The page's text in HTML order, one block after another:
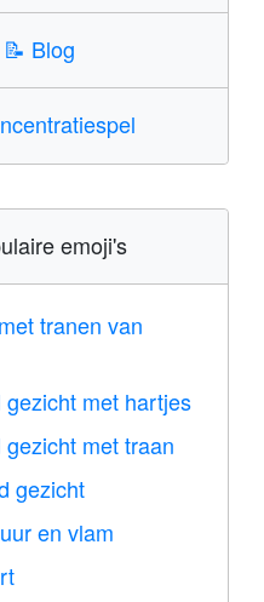
📝 Blog
emoji's
tranen van
gezicht met hartjes
gezicht met traan
gezicht
en vlam